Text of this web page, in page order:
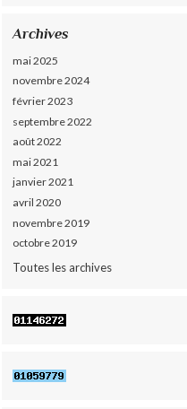
Archives
mai 2025
novembre 2024
février 2023
septembre 2022
août 2022
mai 2021
janvier 2021
avril 2020
novembre 2019
octobre 2019
Toutes les archives